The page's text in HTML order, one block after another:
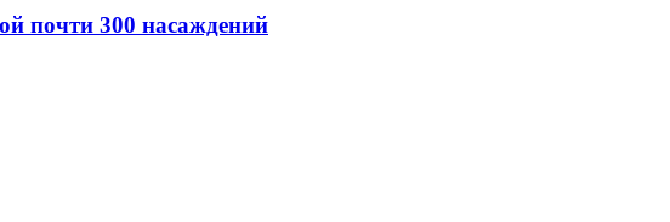
почти 300 насаждений